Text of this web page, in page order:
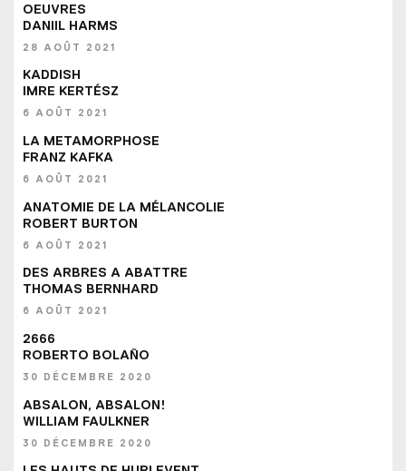
OEUVRES
DANIIL HARMS
28 AOÛT 2021
KADDISH
IMRE KERTÉSZ
6 AOÛT 2021
LA METAMORPHOSE
FRANZ KAFKA
6 AOÛT 2021
ANATOMIE DE LA MÉLANCOLIE
ROBERT BURTON
6 AOÛT 2021
DES ARBRES A ABATTRE
THOMAS BERNHARD
6 AOÛT 2021
2666
ROBERTO BOLAÑO
30 DÉCEMBRE 2020
ABSALON, ABSALON!
WILLIAM FAULKNER
30 DÉCEMBRE 2020